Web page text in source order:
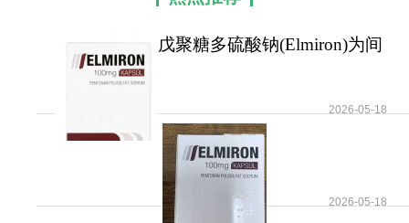
在世界肾脏日之际，我们呼吁每个人关注肾脏
健康，定期体检，及早发现潜在的健康隐患。尤其
是对于罕见病患者，早期干预是改善预后的关键。
如今，通过创新药物和治疗手段，以胱氨酸贮积
症、低级别上尿路尿路上皮癌及间质性膀胱炎为代
表的罕见肾脏疾病患者的生存率和生活质量均有了
显著提升。医学的不断发展，正在为罕见病患者点
亮更多希望之光。如有需要，请咨询康必行海外医
疗医学顾问：4006-130-650或扫码添加下方微信，
戊聚糖多硫酸钠(Elmiron)为间
2026-05-18
2026-05-18